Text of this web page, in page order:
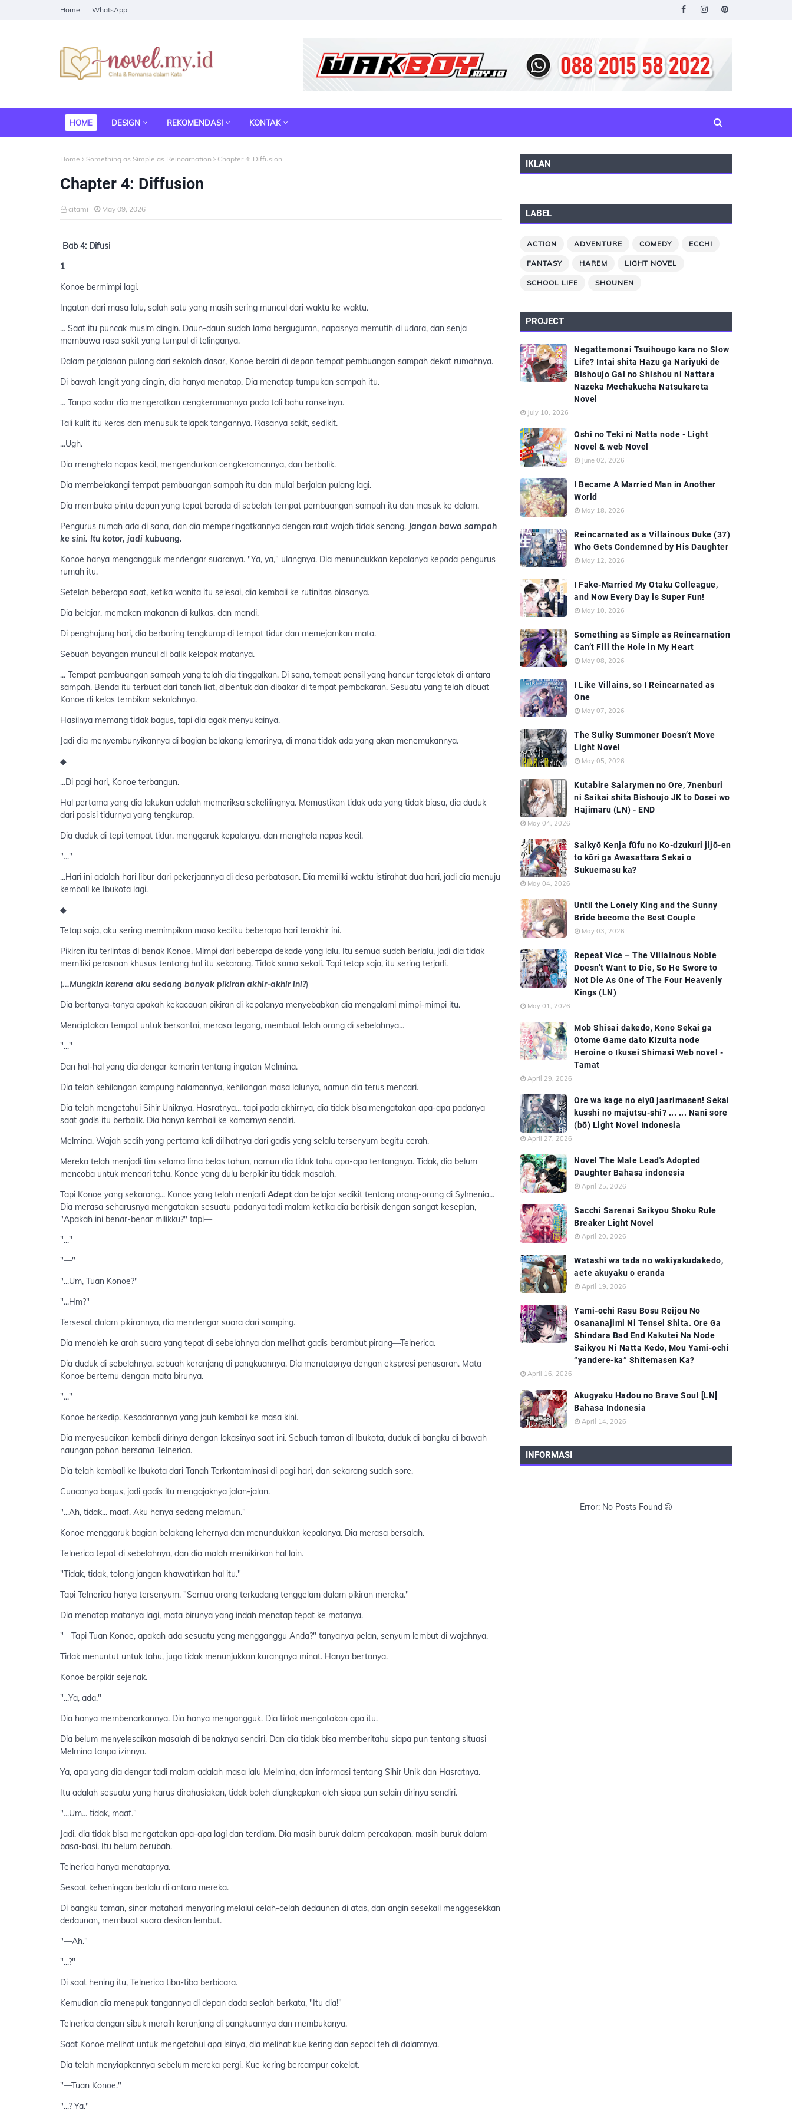
Home WhatsApp
HOME DESIGN REKOMENDASI KONTAK
Home Something as Simple as Reincarnation Chapter 4: Diffusion
Chapter 4: Diffusion
citami May 09, 2026
Bab 4: Difusi
1
Konoe bermimpi lagi.
Ingatan dari masa lalu, salah satu yang masih sering muncul dari waktu ke waktu.
... Saat itu puncak musim dingin. Daun-daun sudah lama berguguran, napasnya memutih di udara, dan senja
membawa rasa sakit yang tumpul di telinganya.
Dalam perjalanan pulang dari sekolah dasar, Konoe berdiri di depan tempat pembuangan sampah dekat rumahnya.
Di bawah langit yang dingin, dia hanya menatap. Dia menatap tumpukan sampah itu.
... Tanpa sadar dia mengeratkan cengkeramannya pada tali bahu ranselnya.
Tali kulit itu keras dan menusuk telapak tangannya. Rasanya sakit, sedikit.
...Ugh.
Dia menghela napas kecil, mengendurkan cengkeramannya, dan berbalik.
Dia membelakangi tempat pembuangan sampah itu dan mulai berjalan pulang lagi.
Dia membuka pintu depan yang tepat berada di sebelah tempat pembuangan sampah itu dan masuk ke dalam.
Pengurus rumah ada di sana, dan dia memperingatkannya dengan raut wajah tidak senang. Jangan bawa sampah
ke sini. Itu kotor, jadi kubuang.
Konoe hanya mengangguk mendengar suaranya. "Ya, ya," ulangnya. Dia menundukkan kepalanya kepada pengurus
rumah itu.
Setelah beberapa saat, ketika wanita itu selesai, dia kembali ke rutinitas biasanya.
Dia belajar, memakan makanan di kulkas, dan mandi.
Di penghujung hari, dia berbaring tengkurap di tempat tidur dan memejamkan mata.
Sebuah bayangan muncul di balik kelopak matanya.
... Tempat pembuangan sampah yang telah dia tinggalkan. Di sana, tempat pensil yang hancur tergeletak di antara
sampah. Benda itu terbuat dari tanah liat, dibentuk dan dibakar di tempat pembakaran. Sesuatu yang telah dibuat
Konoe di kelas tembikar sekolahnya.
Hasilnya memang tidak bagus, tapi dia agak menyukainya.
Jadi dia menyembunyikannya di bagian belakang lemarinya, di mana tidak ada yang akan menemukannya.
◆
...Di pagi hari, Konoe terbangun.
Hal pertama yang dia lakukan adalah memeriksa sekelilingnya. Memastikan tidak ada yang tidak biasa, dia duduk
dari posisi tidurnya yang tengkurap.
Dia duduk di tepi tempat tidur, menggaruk kepalanya, dan menghela napas kecil.
"..."
...Hari ini adalah hari libur dari pekerjaannya di desa perbatasan. Dia memiliki waktu istirahat dua hari, jadi dia menuju
kembali ke Ibukota lagi.
◆
Tetap saja, aku sering memimpikan masa kecilku beberapa hari terakhir ini.
Pikiran itu terlintas di benak Konoe. Mimpi dari beberapa dekade yang lalu. Itu semua sudah berlalu, jadi dia tidak
memiliki perasaan khusus tentang hal itu sekarang. Tidak sama sekali. Tapi tetap saja, itu sering terjadi.
(...Mungkin karena aku sedang banyak pikiran akhir-akhir ini?)
Dia bertanya-tanya apakah kekacauan pikiran di kepalanya menyebabkan dia mengalami mimpi-mimpi itu.
Menciptakan tempat untuk bersantai, merasa tegang, membuat lelah orang di sebelahnya...
"..."
Dan hal-hal yang dia dengar kemarin tentang ingatan Melmina.
Dia telah kehilangan kampung halamannya, kehilangan masa lalunya, namun dia terus mencari.
Dia telah mengetahui Sihir Uniknya, Hasratnya... tapi pada akhirnya, dia tidak bisa mengatakan apa-apa padanya
saat gadis itu berbalik. Dia hanya kembali ke kamarnya sendiri.
Melmina. Wajah sedih yang pertama kali dilihatnya dari gadis yang selalu tersenyum begitu cerah.
Mereka telah menjadi tim selama lima belas tahun, namun dia tidak tahu apa-apa tentangnya. Tidak, dia belum
mencoba untuk mencari tahu. Konoe yang dulu berpikir itu tidak masalah.
Tapi Konoe yang sekarang... Konoe yang telah menjadi Adeptdan belajar sedikit tentang orang-orang di Sylmenia...
Dia merasa seharusnya mengatakan sesuatu padanya tadi malam ketika dia berbisik dengan sangat kesepian,
"Apakah ini benar-benar milikku?" tapi—
"..."
"—"
"...Um, Tuan Konoe?"
"...Hm?"
Tersesat dalam pikirannya, dia mendengar suara dari samping.
Dia menoleh ke arah suara yang tepat di sebelahnya dan melihat gadis berambut pirang—Telnerica.
Dia duduk di sebelahnya, sebuah keranjang di pangkuannya. Dia menatapnya dengan ekspresi penasaran. Mata
Konoe bertemu dengan mata birunya.
"..."
Konoe berkedip. Kesadarannya yang jauh kembali ke masa kini.
Dia menyesuaikan kembali dirinya dengan lokasinya saat ini. Sebuah taman di Ibukota, duduk di bangku di bawah
naungan pohon bersama Telnerica.
Dia telah kembali ke Ibukota dari Tanah Terkontaminasi di pagi hari, dan sekarang sudah sore.
Cuacanya bagus, jadi gadis itu mengajaknya jalan-jalan.
"...Ah, tidak... maaf. Aku hanya sedang melamun."
Konoe menggaruk bagian belakang lehernya dan menundukkan kepalanya. Dia merasa bersalah.
Telnerica tepat di sebelahnya, dan dia malah memikirkan hal lain.
"Tidak, tidak, tolong jangan khawatirkan hal itu."
Tapi Telnerica hanya tersenyum. "Semua orang terkadang tenggelam dalam pikiran mereka."
Dia menatap matanya lagi, mata birunya yang indah menatap tepat ke matanya.
"—Tapi Tuan Konoe, apakah ada sesuatu yang mengganggu Anda?" tanyanya pelan, senyum lembut di wajahnya.
Tidak menuntut untuk tahu, juga tidak menunjukkan kurangnya minat. Hanya bertanya.
Konoe berpikir sejenak.
"...Ya, ada."
Dia hanya membenarkannya. Dia hanya mengangguk. Dia tidak mengatakan apa itu.
Dia belum menyelesaikan masalah di benaknya sendiri. Dan dia tidak bisa memberitahu siapa pun tentang situasi
Melmina tanpa izinnya.
Ya, apa yang dia dengar tadi malam adalah masa lalu Melmina, dan informasi tentang Sihir Unik dan Hasratnya.
Itu adalah sesuatu yang harus dirahasiakan, tidak boleh diungkapkan oleh siapa pun selain dirinya sendiri.
"...Um... tidak, maaf."
Jadi, dia tidak bisa mengatakan apa-apa lagi dan terdiam. Dia masih buruk dalam percakapan, masih buruk dalam
basa-basi. Itu belum berubah.
Telnerica hanya menatapnya.
Sesaat keheningan berlalu di antara mereka.
Di bangku taman, sinar matahari menyaring melalui celah-celah dedaunan di atas, dan angin sesekali menggesekkan
dedaunan, membuat suara desiran lembut.
"—Ah."
"...?"
Di saat hening itu, Telnerica tiba-tiba berbicara.
Kemudian dia menepuk tangannya di depan dada seolah berkata, "Itu dia!"
Telnerica dengan sibuk meraih keranjang di pangkuannya dan membukanya.
Saat Konoe melihat untuk mengetahui apa isinya, dia melihat kue kering dan sepoci teh di dalamnya.
Dia telah menyiapkannya sebelum mereka pergi. Kue kering bercampur cokelat.
"—Tuan Konoe."
"...? Ya."
IKLAN
LABEL
ACTION ADVENTURE COMEDY ECCHI
FANTASY HAREM LIGHT NOVEL
SCHOOL LIFE SHOUNEN
PROJECT
Negattemonai Tsuihougo kara no Slow
Life? Intai shita Hazu ga Nariyuki de
Bishoujo Gal no Shishou ni Nattara
Nazeka Mechakucha Natsukareta
Novel
July 10, 2026
Oshi no Teki ni Natta node - Light
Novel & web Novel
June 02, 2026
I Became A Married Man in Another
World
May 18, 2026
Reincarnated as a Villainous Duke (37)
Who Gets Condemned by His Daughter
May 12, 2026
I Fake-Married My Otaku Colleague,
and Now Every Day is Super Fun!
May 10, 2026
Something as Simple as Reincarnation
Can’t Fill the Hole in My Heart
May 08, 2026
I Like Villains, so I Reincarnated as
One
May 07, 2026
The Sulky Summoner Doesn’t Move
Light Novel
May 05, 2026
Kutabire Salarymen no Ore, 7nenburi
ni Saikai shita Bishoujo JK to Dosei wo
Hajimaru (LN) - END
May 04, 2026
Saikyō Kenja fūfu no Ko-dzukuri jijō-en
to kōri ga Awasattara Sekai o
Sukuemasu ka?
May 04, 2026
Until the Lonely King and the Sunny
Bride become the Best Couple
May 03, 2026
Repeat Vice – The Villainous Noble
Doesn’t Want to Die, So He Swore to
Not Die As One of The Four Heavenly
Kings (LN)
May 01, 2026
Mob Shisai dakedo, Kono Sekai ga
Otome Game dato Kizuita node
Heroine o Ikusei Shimasi Web novel -
Tamat
April 29, 2026
Ore wa kage no eiyū jaarimasen! Sekai
kusshi no majutsu-shi? ... ... Nani sore
(bō) Light Novel Indonesia
April 27, 2026
Novel The Male Lead's Adopted
Daughter Bahasa indonesia
April 25, 2026
Sacchi Sarenai Saikyou Shoku Rule
Breaker Light Novel
April 20, 2026
Watashi wa tada no wakiyakudakedo,
aete akuyaku o eranda
April 19, 2026
Yami-ochi Rasu Bosu Reijou No
Osananajimi Ni Tensei Shita. Ore Ga
Shindara Bad End Kakutei Na Node
Saikyou Ni Natta Kedo, Mou Yami-ochi
“yandere-ka” Shitemasen Ka?
April 16, 2026
Akugyaku Hadou no Brave Soul [LN]
Bahasa Indonesia
April 14, 2026
INFORMASI
Error: No Posts Found